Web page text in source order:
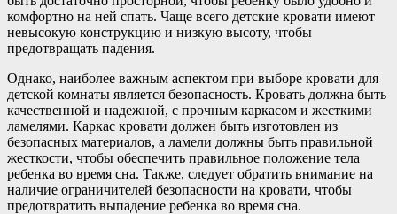
комфортно на ней спать. Чаще всего детские кровати имеют
невысокую конструкцию и низкую высоту, чтобы
предотвращать падения.
Однако, наиболее важным аспектом при выборе кровати для
детской комнаты является безопасность. Кровать должна быть
качественной и надежной, с прочным каркасом и жесткими
ламелями. Каркас кровати должен быть изготовлен из
безопасных материалов, а ламели должны быть правильной
жесткости, чтобы обеспечить правильное положение тела
ребенка во время сна. Также, следует обратить внимание на
наличие ограничителей безопасности на кровати, чтобы
предотвратить выпадение ребенка во время сна.